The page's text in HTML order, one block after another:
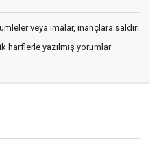
veya imalar, inançlara saldırı
harflerle yazılmış yorumlar